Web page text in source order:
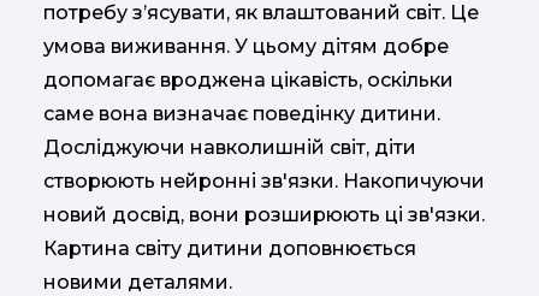
потребу з’ясувати, як влаштований світ. Це
умова виживання. У цьому дітям добре
допомагає вроджена цікавість, оскільки
саме вона визначає поведінку дитини.
Досліджуючи навколишній світ, діти
створюють нейронні зв'язки. Накопичуючи
новий досвід, вони розширюють ці зв'язки.
Картина світу дитини доповнюється
новими деталями.